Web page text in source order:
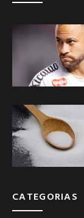
CATEGORIAS